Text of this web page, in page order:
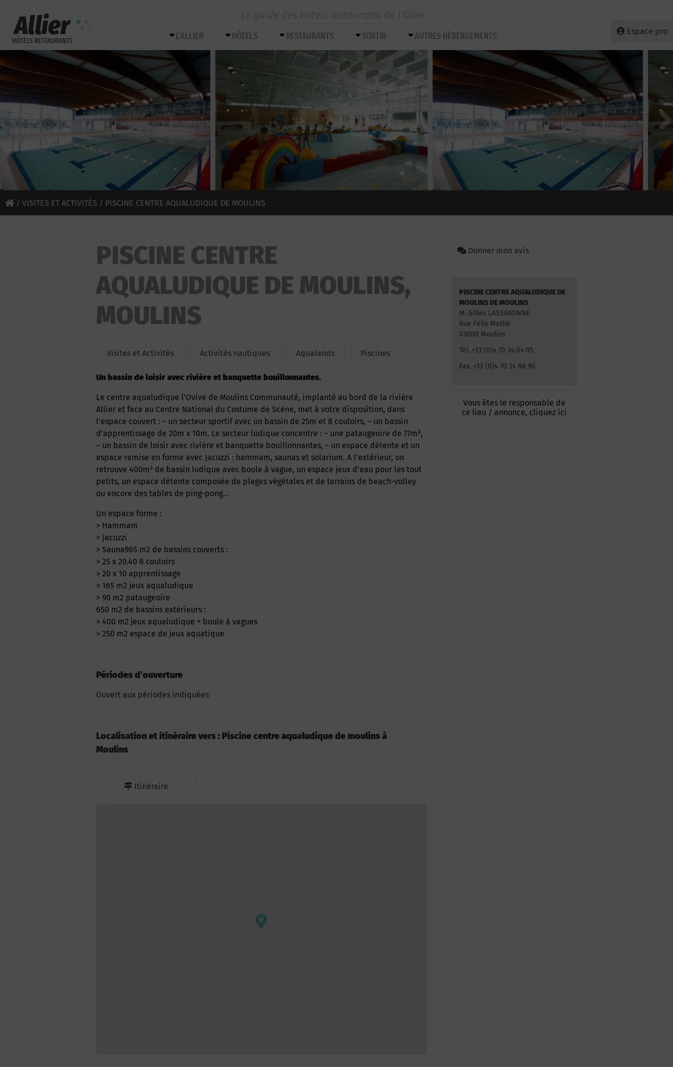
Le guide des hotels restaurants de l’Allier
Espace pro
L’ALLIER HÔTELS RESTAURANTS SORTIR AUTRES HÉBERGEMENTS
/ VISITES ET ACTIVITÉS / PISCINE CENTRE AQUALUDIQUE DE MOULINS
PISCINE CENTRE
AQUALUDIQUE DE MOULINS,
MOULINS
Visites et Activités Activités nautiques Aqualands Piscines
Un bassin de loisir avec rivière et banquette bouillonnantes.
Le centre aqualudique l’Ovive de Moulins Communauté, implanté au bord de la rivière
Allier et face au Centre National du Costume de Scène, met à votre disposition, dans
l’espace couvert : – un secteur sportif avec un bassin de 25m et 8 couloirs, – un bassin
d’apprentissage de 20m x 10m. Le secteur ludique concentre : – une pataugeoire de 77m²,
– un bassin de loisir avec rivière et banquette bouillonnantes, – un espace détente et un
espace remise en forme avec Jacuzzi : hammam, saunas et solarium. A l’extérieur, on
retrouve 400m² de bassin ludique avec boule à vague, un espace jeux d’eau pour les tout
petits, un espace détente composée de plages végétales et de terrains de beach-volley
ou encore des tables de ping-pong…
Un espace forme :
> Hammam
> Jacuzzi
> Sauna965 m2 de bassins couverts :
> 25 x 20.40 8 couloirs
> 20 x 10 apprentissage
> 165 m2 jeux aqualudique
> 90 m2 pataugeoire
650 m2 de bassins extérieurs :
> 400 m2 jeux aqualudique + boule à vagues
> 250 m2 espace de jeux aquatique
Donner mon avis
PISCINE CENTRE AQUALUDIQUE DE
MOULINS DE MOULINS
M. Gilles LASSIMONNE
Rue Félix Mathé
03000 Moulins
Tél. +33 (0)4 70 34 04 05
Fax. +33 (0)4 70 34 88 90
Vous êtes le responsable de
ce lieu / annonce, cliquez ici
Périodes d'ouverture
Ouvert aux périodes indiquées
Localisation et itinéraire vers : Piscine centre aqualudique de moulins à
Moulins
Itinéraire